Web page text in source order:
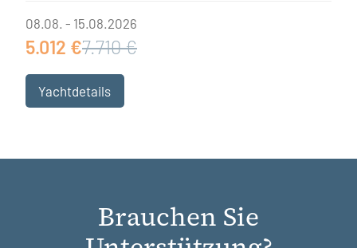
08.08. - 15.08.2026
5.012 €7.710 €
Yachtdetails
Brauchen Sie